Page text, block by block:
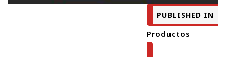
PUBLISHED IN
Productos